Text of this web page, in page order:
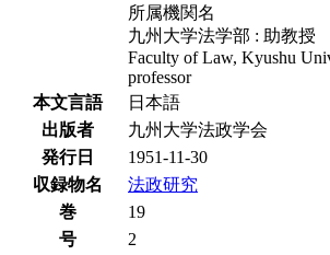
所属機関名
九州大学法学部 : 助教授
Faculty of Law, Kyushu
professor
本文言語
日本語
出版者
九州大学法政学会
発行日
1951-11-30
収録物名
法政研究
巻
19
号
2